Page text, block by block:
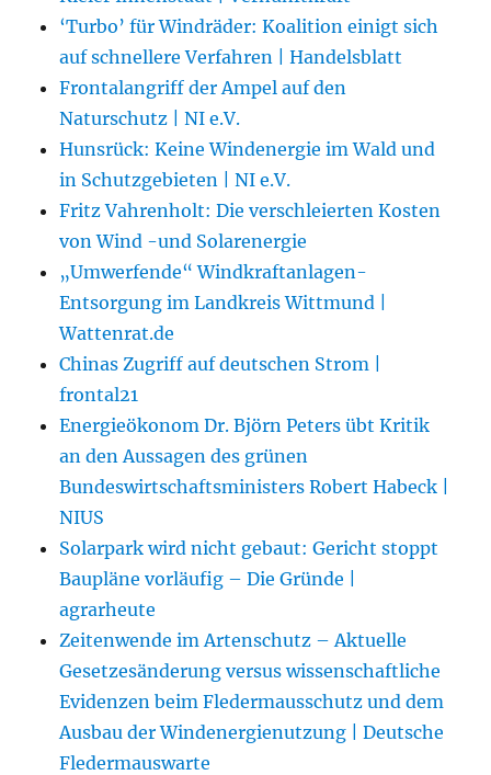
‘Turbo’ für Windräder: Koalition einigt sich
auf schnellere Verfahren | Handelsblatt
Frontalangriff der Ampel auf den
Naturschutz | NI e.V.
Hunsrück: Keine Windenergie im Wald und
in Schutzgebieten | NI e.V.
Fritz Vahrenholt: Die verschleierten Kosten
von Wind -und Solarenergie
„Umwerfende“ Windkraftanlagen-
Entsorgung im Landkreis Wittmund |
Wattenrat.de
Chinas Zugriff auf deutschen Strom |
frontal21
Energieökonom Dr. Björn Peters übt Kritik
an den Aussagen des grünen
Bundeswirtschaftsministers Robert Habeck |
NIUS
Solarpark wird nicht gebaut: Gericht stoppt
Baupläne vorläufig – Die Gründe |
agrarheute
Zeitenwende im Artenschutz – Aktuelle
Gesetzesänderung versus wissenschaftliche
Evidenzen beim Fledermausschutz und dem
Ausbau der Windenergienutzung | Deutsche
Fledermauswarte